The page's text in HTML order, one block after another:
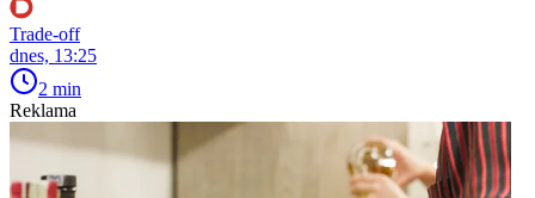
Trade-off
dnes, 13:25
2 min
Reklama